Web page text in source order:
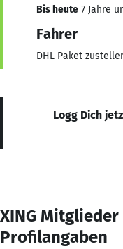
Bis heute 7 Jahre
Fahrer
DHL Paket zusteller
Logg Dich
XING
Profilangaben